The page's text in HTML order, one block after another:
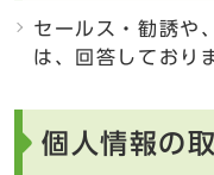
セールス・勧誘や
は、回答しており
個人情報の